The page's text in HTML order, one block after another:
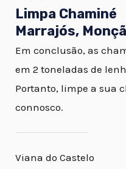
Limpa Chaminé
Marrajós,
Em conclusão, as
em 2 toneladas de
Portanto, limpe a sua
connosco.
Viana do Castelo